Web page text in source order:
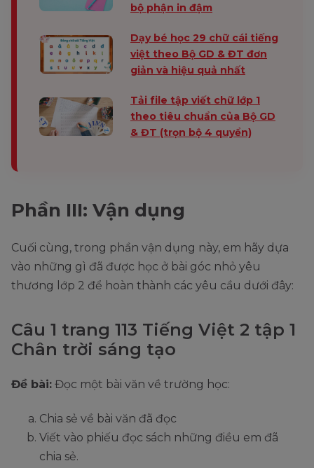
bộ phận in đậm
Dạy bé học 29 chữ cái tiếng
việt theo Bộ GD & ĐT đơn
giản và hiệu quả nhất
Tải file tập viết chữ lớp 1
theo tiêu chuẩn của Bộ GD
& ĐT (trọn bộ 4 quyển)
Phần III: Vận dụng
Cuối cùng, trong phần vận dụng này, em hãy dựa
vào những gì đã được học ở bài góc nhỏ yêu
thương lớp 2 để hoàn thành các yêu cầu dưới đây:
Câu 1 trang 113 Tiếng Việt 2 tập 1
Chân trời sáng tạo
Đề bài: Đọc một bài văn về trường học:
Chia sẻ về bài văn đã đọc
Viết vào phiếu đọc sách những điều em đã
chia sẻ.